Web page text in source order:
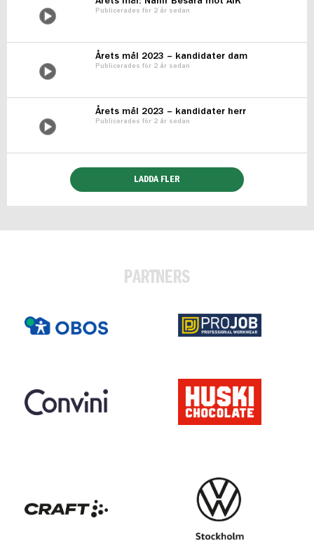
Publicerades för 2 år sedan
Årets mål 2023 – kandidater dam
Publicerades för 2 år sedan
Årets mål 2023 – kandidater herr
Publicerades för 2 år sedan
LADDA FLER
PARTNERS